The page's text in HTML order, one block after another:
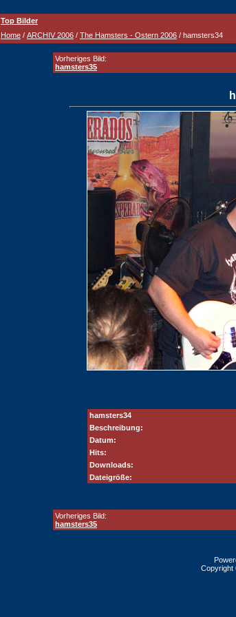
Top Bilder
Home / ARCHIV 2006 / The Hamsters - Ostern 2006 / hamsters34
Vorheriges Bild:
hamsters35
hamsters34
Beschreibung:
Datum:
Hits:
Downloads:
Dateigröße:
Vorheriges Bild:
hamsters35
Copyright